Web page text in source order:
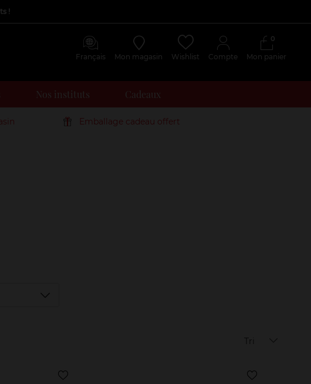
!
Français Mon magasin Wishlist Compte Mon panier
0
Nos instituts Cadeaux
Emballage cadeau offert
Déplier
Tri